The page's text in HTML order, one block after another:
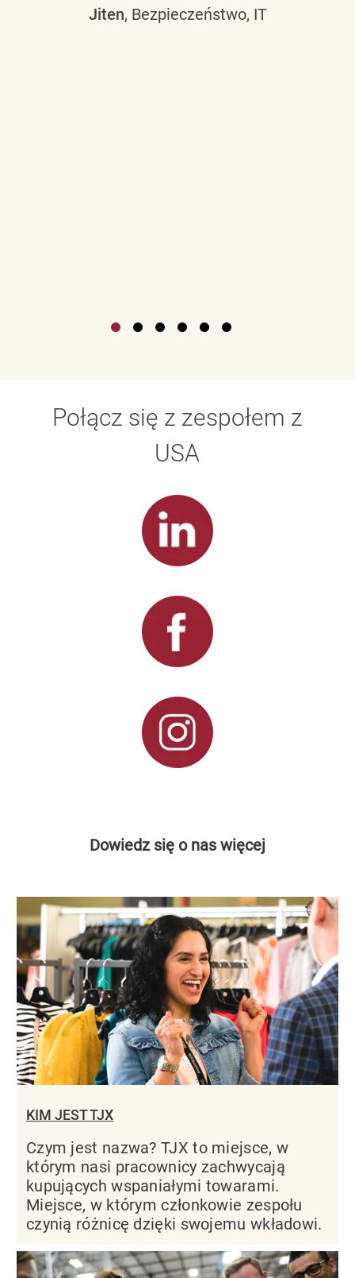
Jiten, Bezpieczeństwo, IT
Połącz się z zespołem z
USA
Dowiedz się o nas więcej
KIM JEST TJX
Czym jest nazwa? TJX to miejsce, w
którym nasi pracownicy zachwycają
kupujących wspaniałymi towarami.
Miejsce, w którym członkowie zespołu
czynią różnicę dzięki swojemu wkładowi.